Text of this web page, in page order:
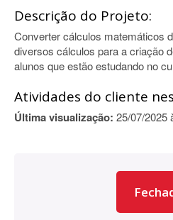
Descrição do Projeto:
Converter cálculos matemáticos
diversos cálculos para a criação
alunos que estão estudando no
Atividades do cliente
Última visualização: 25/07/2025